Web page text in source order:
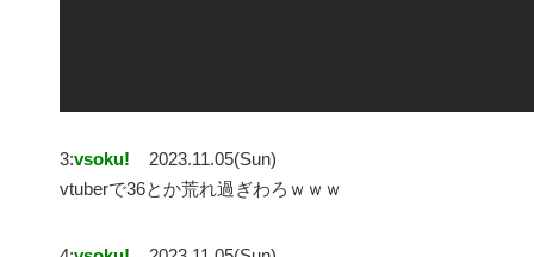
3:vsoku!
2023.11.05(Sun)
vtuberで36とか荒れ過ぎわろｗｗｗ